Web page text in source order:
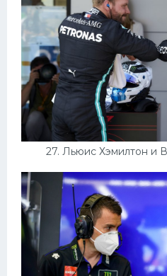
27. Льюис Хэмилтон и